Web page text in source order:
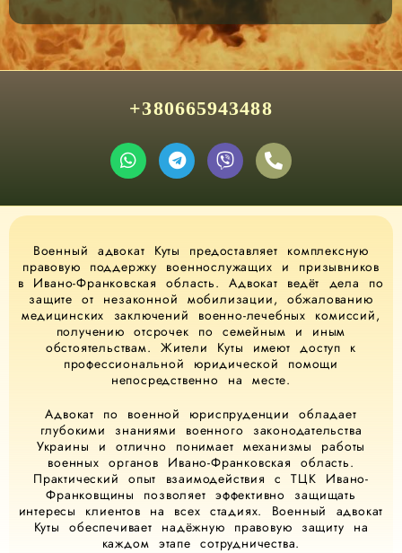
+380665943488
Военный адвокат Куты предоставляет комплексную
правовую поддержку военнослужащих и призывников
в Ивано-Франковская область. Адвокат ведёт дела по
защите от незаконной мобилизации, обжалованию
медицинских заключений военно-лечебных комиссий,
получению отсрочек по семейным и иным
обстоятельствам. Жители Куты имеют доступ к
профессиональной юридической помощи
непосредственно на месте.
Адвокат по военной юриспруденции обладает
глубокими знаниями военного законодательства
Украины и отлично понимает механизмы работы
военных органов Ивано-Франковская область.
Практический опыт взаимодействия с ТЦК Ивано-
Франковщины позволяет эффективно защищать
интересы клиентов на всех стадиях. Военный адвокат
Куты обеспечивает надёжную правовую защиту на
каждом этапе сотрудничества.